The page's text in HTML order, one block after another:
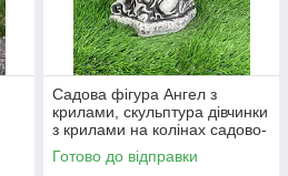
Садова фігура Ангел з
крилами, скульптура дівчинки
з крилами на колінах садово-
паркова статуетка сіро-
чорного кольору ручного
Готово до відправки